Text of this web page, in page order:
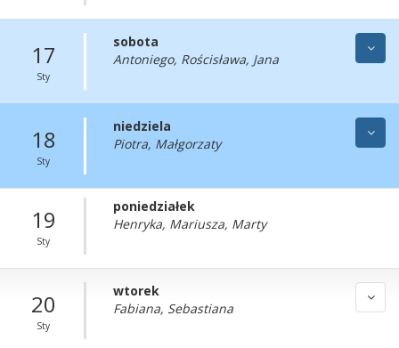
17
Sty
sobota
Antoniego, Rościsława, Jana
18
Sty
niedziela
Piotra, Małgorzaty
19
Sty
poniedziałek
Henryka, Mariusza, Marty
20
Sty
wtorek
Fabiana, Sebastiana